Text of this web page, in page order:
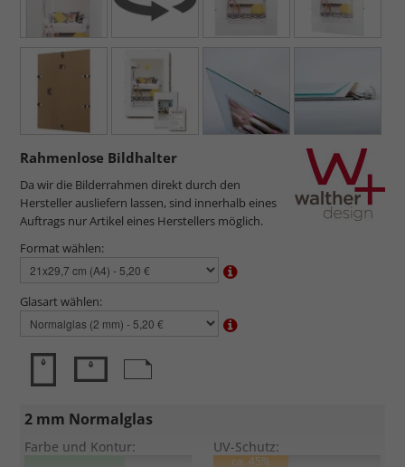
Rahmenlose Bildhalter
Da wir die Bilderrahmen direkt durch den
Hersteller ausliefern lassen, sind innerhalb eines
Auftrags nur Artikel eines Herstellers möglich.
Format wählen:
Glasart wählen:
2 mm Normalglas
Farbe und Kontur: UV-Schutz:
ca. 45%